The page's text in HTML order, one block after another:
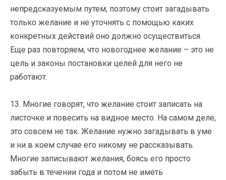
непредсказуемым путем, поэтому стоит загадывать
только желание и не уточнять с помощью каких
конкретных действий оно должно осуществиться.
Еще раз повторяем, что новогоднее желание – это не
цель и законы постановки целей для него не
работают.
13. Многие говорят, что желание стоит записать на
листочке и повесить на видное место. На самом деле,
это совсем не так. Желание нужно загадывать в уме
и ни в коем случае его никому не рассказывать.
Многие записывают желания, боясь его просто
забыть в течении года и потом не иметь